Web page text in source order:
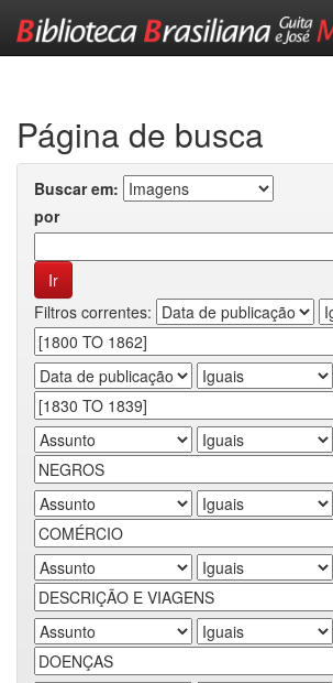
Página de busca
Buscar em:
por
Filtros correntes: